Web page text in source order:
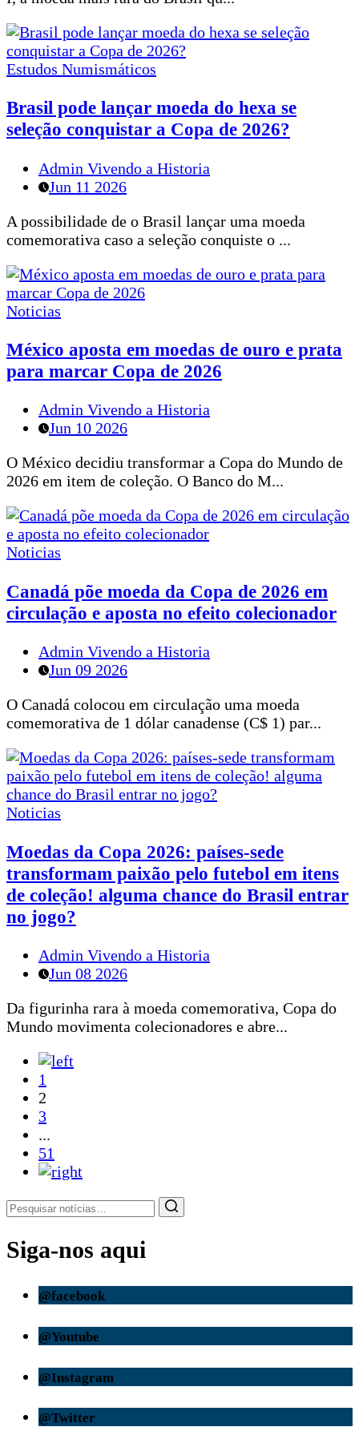
Estudos Numismáticos
Brasil pode lançar moeda do hexa se
seleção conquistar a Copa de 2026?
Admin Vivendo a Historia
Jun 11 2026
A possibilidade de o Brasil lançar uma moeda
comemorativa caso a seleção conquiste o ...
Noticias
México aposta em moedas de ouro e prata
para marcar Copa de 2026
Admin Vivendo a Historia
Jun 10 2026
O México decidiu transformar a Copa do Mundo de
2026 em item de coleção. O Banco do M...
Noticias
Canadá põe moeda da Copa de 2026 em
circulação e aposta no efeito colecionador
Admin Vivendo a Historia
Jun 09 2026
O Canadá colocou em circulação uma moeda
comemorativa de 1 dólar canadense (C$ 1) par...
Noticias
Moedas da Copa 2026: países-sede
transformam paixão pelo futebol em itens
de coleção! alguma chance do Brasil entrar
no jogo?
Admin Vivendo a Historia
Jun 08 2026
Da figurinha rara à moeda comemorativa, Copa do
Mundo movimenta colecionadores e abre...
1
2
3
...
51
Siga-nos aqui
@facebook
@Youtube
@Instagram
@Twitter